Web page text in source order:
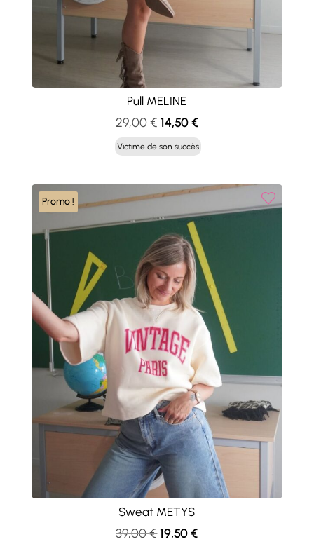
Pull MELINE
29,00€ Le
prix
initial
29,00 €.
14,50€Le
prix
actuel
14,50 €.
Victime de son succès
Promo !
Sweat METYS
39,00€ Le
19,50€Le